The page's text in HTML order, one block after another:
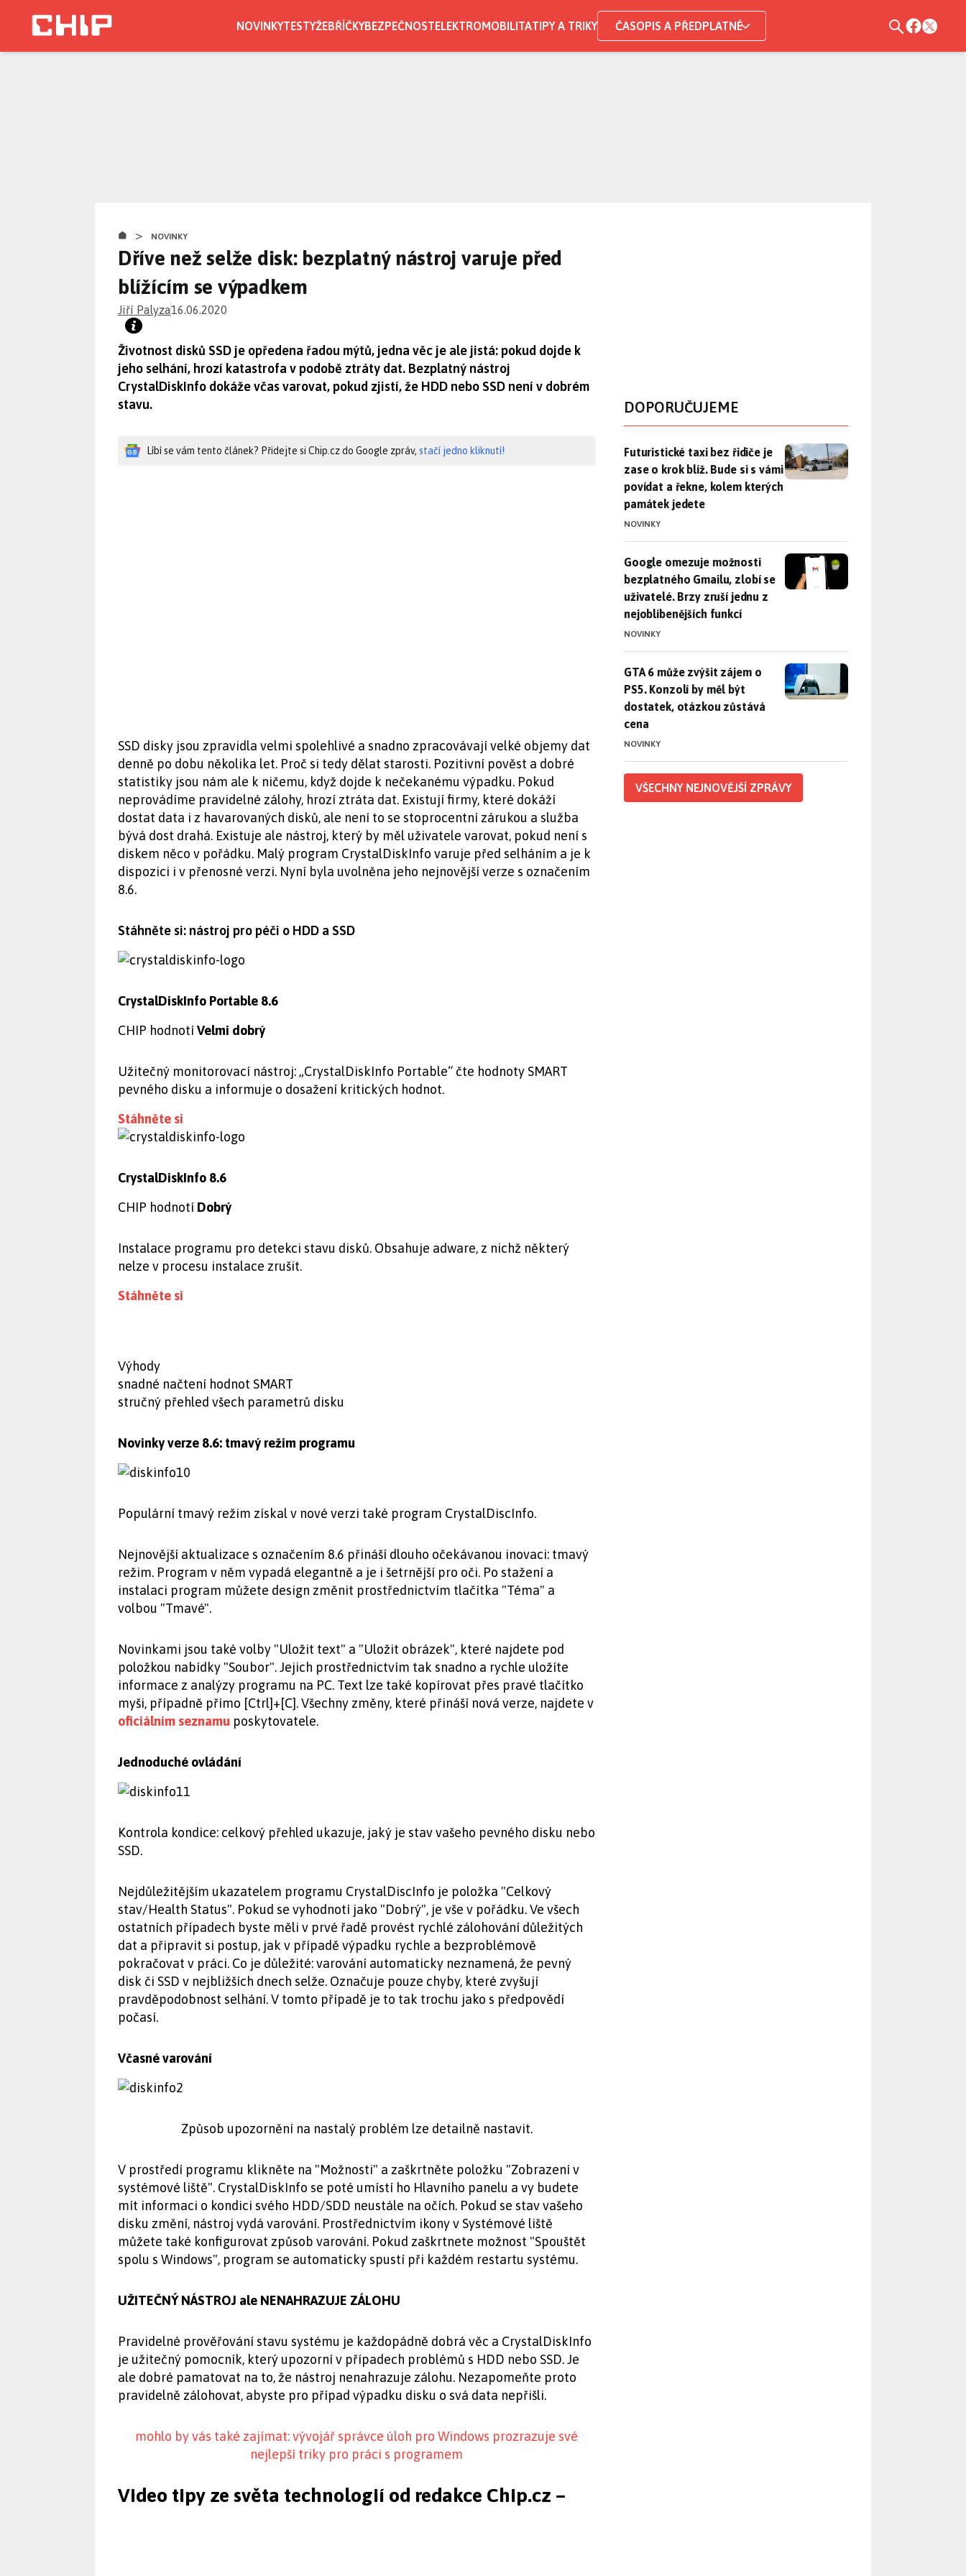
NOVINKYTESTYŽEBŘÍČKYBEZPEČNOSTELEKTROMOBILITATIPY A TRIKY ČASOPIS A PŘEDPLATNÉ
> NOVINKY
Dříve než selže disk: bezplatný nástroj varuje před
blížícím se výpadkem
Jiří Palyza16.06.2020
Životnost disků SSD je opředena řadou mýtů, jedna věc je ale jistá: pokud dojde k
jeho selhání, hrozí katastrofa v podobě ztráty dat. Bezplatný nástroj
CrystalDiskInfo dokáže včas varovat, pokud zjistí, že HDD nebo SSD není v dobrém
stavu.
Líbí se vám tento článek? Přidejte si Chip.cz do Google zpráv, stačí jedno kliknutí!
SSD disky jsou zpravidla velmi spolehlivé a snadno zpracovávají velké objemy dat
denně po dobu několika let. Proč si tedy dělat starosti. Pozitivní pověst a dobré
statistiky jsou nám ale k ničemu, když dojde k nečekanému výpadku. Pokud
neprovádíme pravidelné zálohy, hrozí ztráta dat. Existují firmy, které dokáží
dostat data i z havarovaných disků, ale není to se stoprocentní zárukou a služba
bývá dost drahá. Existuje ale nástroj, který by měl uživatele varovat, pokud není s
diskem něco v pořádku. Malý program CrystalDiskInfo varuje před selháním a je k
dispozici i v přenosné verzi. Nyní byla uvolněna jeho nejnovější verze s označením
8.6.
Stáhněte si: nástroj pro péči o HDD a SSD
CrystalDiskInfo Portable 8.6
CHIP hodnotíVelmi dobrý
Užitečný monitorovací nástroj: „CrystalDiskInfo Portable“ čte hodnoty SMART
pevného disku a informuje o dosažení kritických hodnot.
Stáhněte si
CrystalDiskInfo 8.6
CHIP hodnotí Dobrý
Instalace programu pro detekci stavu disků. Obsahuje adware, z nichž některý
nelze v procesu instalace zrušit.
Stáhněte si
Výhody
snadné načtení hodnot SMART
stručný přehled všech parametrů disku
Novinky verze 8.6: tmavý režim programu
Populární tmavý režim získal v nové verzi také program CrystalDiscInfo.
Nejnovější aktualizace s označením 8.6 přináší dlouho očekávanou inovaci: tmavý
režim. Program v něm vypadá elegantně a je i šetrnější pro oči. Po stažení a
instalaci program můžete design změnit prostřednictvím tlačítka "Téma" a
volbou "Tmavé".
Novinkami jsou také volby "Uložit text" a "Uložit obrázek", které najdete pod
položkou nabídky "Soubor". Jejich prostřednictvím tak snadno a rychle uložíte
informace z analýzy programu na PC. Text lze také kopírovat přes pravé tlačítko
myši, případně přímo [Ctrl]+[C]. Všechny změny, které přináší nová verze, najdete v
oficiálním seznamu poskytovatele.
Jednoduché ovládání
Kontrola kondice: celkový přehled ukazuje, jaký je stav vašeho pevného disku nebo
SSD.
Nejdůležitějším ukazatelem programu CrystalDiscInfo je položka "Celkový
stav/Health Status". Pokud se vyhodnotí jako "Dobrý", je vše v pořádku. Ve všech
ostatních případech byste měli v prvé řadě provést rychlé zálohování důležitých
dat a připravit si postup, jak v případě výpadku rychle a bezproblémově
pokračovat v práci. Co je důležité: varování automaticky neznamená, že pevný
disk či SSD v nejbližších dnech selže. Označuje pouze chyby, které zvyšují
pravděpodobnost selhání. V tomto případě je to tak trochu jako s předpovědí
počasí.
Včasné varování
Způsob upozornění na nastalý problém lze detailně nastavit.
V prostředí programu klikněte na "Možnosti" a zaškrtněte položku "Zobrazení v
systémové liště". CrystalDiskInfo se poté umístí ho Hlavního panelu a vy budete
mít informaci o kondici svého HDD/SDD neustále na očích. Pokud se stav vašeho
disku změní, nástroj vydá varování. Prostřednictvím ikony v Systémové liště
můžete také konfigurovat způsob varování. Pokud zaškrtnete možnost "Spouštět
spolu s Windows", program se automaticky spustí při každém restartu systému.
UŽITEČNÝ NÁSTROJ ale NENAHRAZUJE ZÁLOHU
Pravidelné prověřování stavu systému je každopádně dobrá věc a CrystalDiskInfo
je užitečný pomocník, který upozorní v případech problémů s HDD nebo SSD. Je
ale dobré pamatovat na to, že nástroj nenahrazuje zálohu. Nezapomeňte proto
pravidelně zálohovat, abyste pro případ výpadku disku o svá data nepřišli.
mohlo by vás také zajímat: vývojář správce úloh pro Windows prozrazuje své
nejlepší triky pro práci s programem
Video tipy ze světa technologií od redakce Chip.cz –
DOPORUČUJEME
Futuristické taxi bez řidiče je zase o krok blíž. Bude si s vámi
Futuristické taxi bez řidiče je
zase o krok blíž. Bude si s vámi
povídat a řekne, kolem kterých
památek jedete
NOVINKY
Google omezuje možnosti bezplatného Gmailu, zlobí se
Google omezuje možnosti
bezplatného Gmailu, zlobí se
uživatelé. Brzy zruší jednu z
nejoblíbenějších funkcí
NOVINKY
GTA 6 může zvýšit zájem o PS5. Konzolí by měl být dostatek,
GTA 6 může zvýšit zájem o
PS5. Konzolí by měl být
dostatek, otázkou zůstává
cena
NOVINKY
VŠECHNY NEJNOVĚJŠÍ ZPRÁVY